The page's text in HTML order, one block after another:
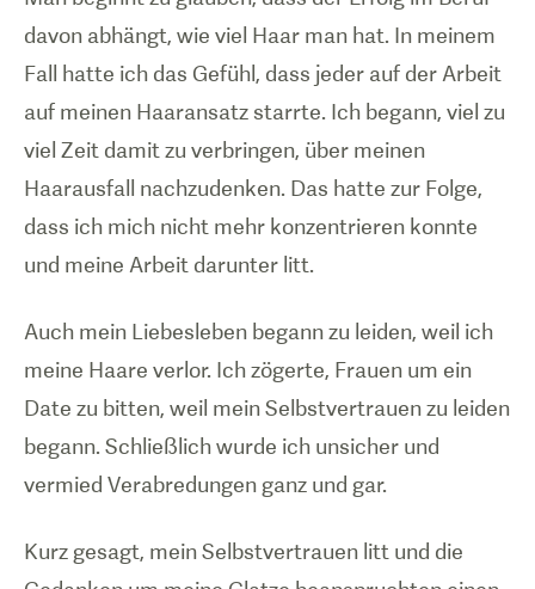
davon abhängt, wie viel Haar man hat. In meinem
Fall hatte ich das Gefühl, dass jeder auf der Arbeit
auf meinen Haaransatz starrte. Ich begann, viel zu
viel Zeit damit zu verbringen, über meinen
Haarausfall nachzudenken. Das hatte zur Folge,
dass ich mich nicht mehr konzentrieren konnte
und meine Arbeit darunter litt.
Auch mein Liebesleben begann zu leiden, weil ich
meine Haare verlor. Ich zögerte, Frauen um ein
Date zu bitten, weil mein Selbstvertrauen zu leiden
begann. Schließlich wurde ich unsicher und
vermied Verabredungen ganz und gar.
Kurz gesagt, mein Selbstvertrauen litt und die